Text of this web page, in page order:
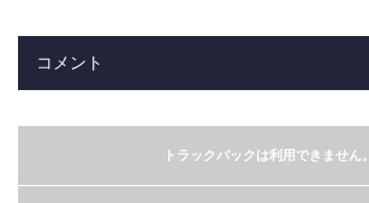
コメント
トラックバックは利用できません。